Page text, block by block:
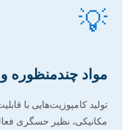
💡
مواد چندمنظوره
تولید کامپوزیت‌هایی با
مکانیکی، نظیر حسگری